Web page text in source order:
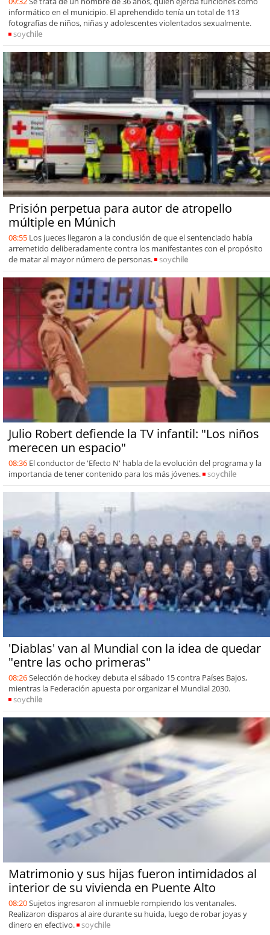
informático en el municipio. El aprehendido tenía un total de 113
fotografías de niños, niñas y adolescentes violentados sexualmente.
soychile
Prisión perpetua para autor de atropello
múltiple en Múnich
08:55 Los jueces llegaron a la conclusión de que el sentenciado había
arremetido deliberadamente contra los manifestantes con el propósito
de matar al mayor número de personas.
soychile
Julio Robert defiende la TV infantil: "Los niños
merecen un espacio"
08:36 El conductor de 'Efecto N' habla de la evolución del programa y la
importancia de tener contenido para los más jóvenes.
soychile
'Diablas' van al Mundial con la idea de quedar
"entre las ocho primeras"
08:26Selección de hockey debuta el sábado 15 contra Países Bajos,
mientras la Federación apuesta por organizar el Mundial 2030.
soychile
Matrimonio y sus hijas fueron intimidados al
interior de su vivienda en Puente Alto
08:20Sujetos ingresaron al inmueble rompiendo los ventanales.
Realizaron disparos al aire durante su huida, luego de robar joyas y
dinero en efectivo.
soychile